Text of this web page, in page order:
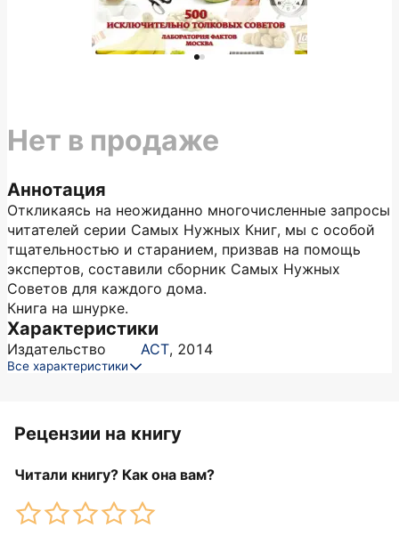
Аннотация
Откликаясь на неожиданно многочисленные запросы
читателей серии Самых Нужных Книг, мы с особой
тщательностью и старанием, призвав на помощь
экспертов, составили сборник Самых Нужных
Советов для каждого дома.
Книга на шнурке.
Характеристики
Издательство АСТ, 2014
Все характеристики
Нет в продаже
Рецензии на книгу
Читали книгу? Как она вам?